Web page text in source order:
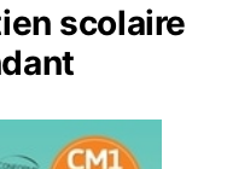
scolaire